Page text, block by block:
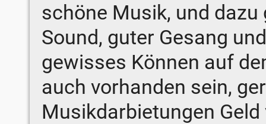
schöne Musik, und
Sound, guter Gesang
gewisses Können auf
auch vorhanden sein,
Musikdarbietungen